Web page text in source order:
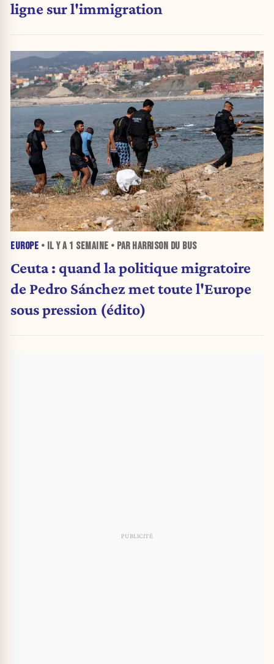
ligne sur l'immigration
EUROPE • IL Y A 1 SEMAINE • PAR HARRISON DU BUS
Ceuta : quand la politique migratoire
de Pedro Sánchez met toute l'Europe
sous pression (édito)